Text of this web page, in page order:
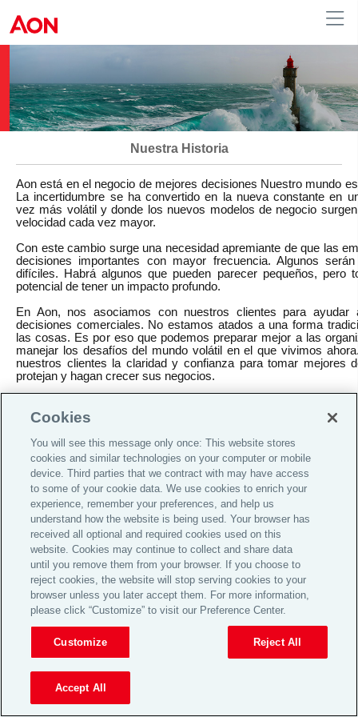
México
Nuestra Historia
Aon está en el negocio de mejores decisiones Nuestro mundo
La incertidumbre se ha convertido en la nueva constante en
vez más volátil y donde los nuevos modelos de negocio
velocidad cada vez mayor.
Con este cambio surge una necesidad apremiante de que las
decisiones importantes con mayor frecuencia. Algunos
difíciles. Habrá algunos que pueden parecer pequeños, pero
potencial de tener un impacto profundo.
En Aon, nos asociamos con nuestros clientes para ayudar
decisiones comerciales. No estamos atados a una forma
las cosas. Es por eso que podemos preparar mejor a las
manejar los desafíos del mundo volátil en el que vivimos
nuestros clientes la claridad y confianza para tomar mejores
protejan y hagan crecer sus negocios.
Global Home
Búsqueda de Empleo
Legal
Aviso de Privacidad
Cookie Notice
Términos y condiciones Aon DCS
© 2026 Aon plc
View Desktop Site
Cookies
You will see this message only once: This website stores
cookies and similar technologies on your computer or mobile
device. Third parties that we contract with may have access
to some of your cookie data. We use cookies to enrich your
experience, remember your preferences, and help us
understand how the website is being used. Your browser has
received all optional and required cookies used on this
website. Cookies may continue to collect and share data
until you remove them from your browser. If you choose to
reject cookies, the website will stop serving cookies to your
browser unless you later accept them. For more information,
please click “Customize” to visit our Preference Center.
Customize Reject All
Accept All